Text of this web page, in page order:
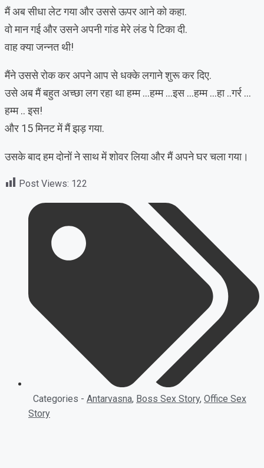
मैं अब सीधा लेट गया और उससे ऊपर आने को कहा.
वो मान गई और उसने अपनी गांड मेरे लंड पे टिका दी.
वाह क्या जन्नत थी!
मैंने उससे रोक कर अपने आप से धक्के लगाने शुरू कर दिए.
उसे अब मैं बहुत अच्छा लग रहा था हम्म …हम्म …इस …हम्म …हा ..गर्र …
हम्म .. इस!
और 15 मिनट में मैं झड़ गया.
उसके बाद हम दोनों ने साथ में शोवर लिया और मैं अपने घर चला गया।
Post Views: 122
Categories - Antarvasna, Boss Sex Story, Office Sex
Story